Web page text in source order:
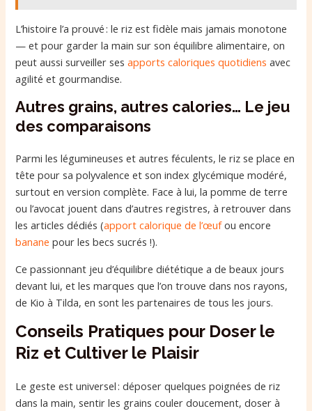
L’histoire l’a prouvé : le riz est fidèle mais jamais monotone
— et pour garder la main sur son équilibre alimentaire, on
peut aussi surveiller sesapports caloriques quotidiens avec
agilité et gourmandise.
Autres grains, autres calories… Le jeu
des comparaisons
Parmi les légumineuses et autres féculents, le riz se place en
tête pour sa polyvalence et son index glycémique modéré,
surtout en version complète. Face à lui, la pomme de terre
ou l’avocat jouent dans d’autres registres, à retrouver dans
les articles dédiés (apport calorique de l’œufou encore
banane pour les becs sucrés !).
Ce passionnant jeu d’équilibre diététique a de beaux jours
devant lui, et les marques que l’on trouve dans nos rayons,
de Kio à Tilda, en sont les partenaires de tous les jours.
Conseils Pratiques pour Doser le
Riz et Cultiver le Plaisir
Le geste est universel : déposer quelques poignées de riz
dans la main, sentir les grains couler doucement, doser à